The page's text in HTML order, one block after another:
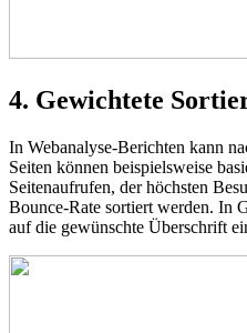
4. Gewichtete
In Webanalyse-Berichten kann
Seiten können beispielsweise
Seitenaufrufen, der höchsten
Bounce-Rate sortiert werden. In
auf die gewünschte Überschrift